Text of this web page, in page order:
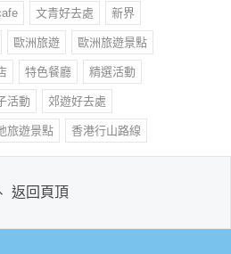
文青好去處 新界
歐洲旅遊 歐洲旅遊景點
特色餐廳 精選活動
活動 郊遊好去處
旅遊景點 香港行山路線
返回頁頂